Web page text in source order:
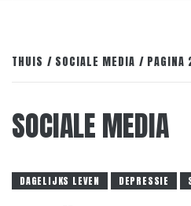
THUIS SOCIALE MEDIA PAGINA
SOCIALE MEDIA
DAGELIJKS LEVEN DEPRESSIE